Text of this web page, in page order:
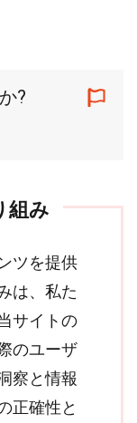
?
組み
ツを提供
は、私た
サイトの
のユーザ
察と情報
正確性と